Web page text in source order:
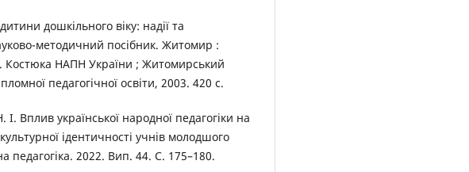
дошкільного віку: надії та
методичний посібник. Житомир :
С. Костюка НАПН України ; Житомирський
педагогічної освіти, 2003. 420 с.
Вплив української народної педагогіки на
ідентичності учнів молодшого
педагогіка. 2022. Вип. 44. C. 175–180.